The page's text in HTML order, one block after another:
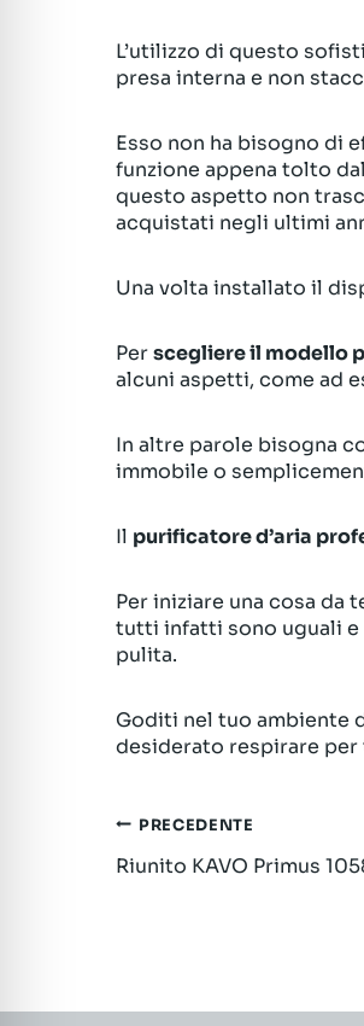
L’utilizzo di questo
presa interna e non
Esso non ha bisogno di
funzione appena tolto
questo aspetto non
acquistati negli ultimi
Una volta installato il
Perscegliere il modello
alcuni aspetti, come ad
In altre parole bisogna
immobile o
Il purificatore d’aria
Per iniziare una cosa da
tutti infatti sono uguali e
pulita.
Goditi nel tuo ambiente
desiderato respirare per
Navigazione
articoli
PRECEDENTE
Riunito KAVO Primus